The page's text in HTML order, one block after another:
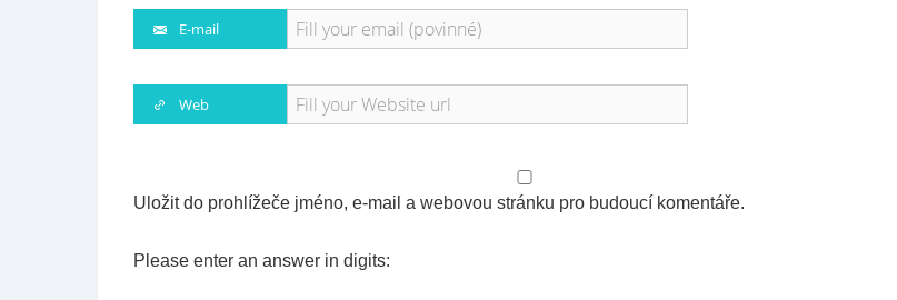
E-mail
Web
Uložit do prohlížeče jméno, e-mail a webovou stránku pro budoucí komentáře.
Please enter an answer in digits: